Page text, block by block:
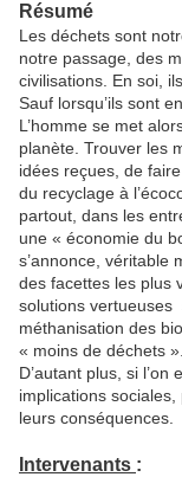
Résumé
Les déchets sont
notre passage, des
civilisations. En soi,
Sauf lorsqu’ils sont
L’homme se met
planète. Trouver les
idées reçues, de
du recyclage à
partout, dans les
une « économie du
s’annonce, véritable
des facettes les plus
solutions vertueuses
méthanisation des
« moins de déchets
D’autant plus, si
implications
leurs conséquences.
Intervenants :